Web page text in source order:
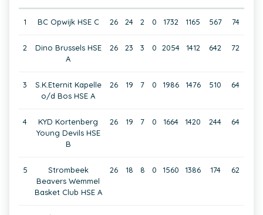
1 BC Opwijk HSE C 26 24 2 0 1732 1165 567 74
2
Dino Brussels HSE
A
26 23 3 0 2054 1412 642 72
3
S.K.Eternit Kapelle
o/d Bos HSE A
26 19 7 0 1986 1476 510 64
4
KYD Kortenberg
Young Devils HSE
B
26 19 7 0 1664 1420 244 64
5
Strombeek
Beavers Wemmel
Basket Club HSE A
26 18 8 0 1560 1386 174 62